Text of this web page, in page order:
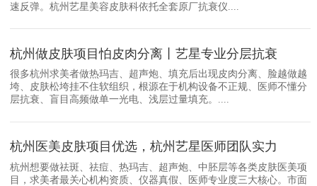
速反弹。杭州艺星美容皮肤科依托全套原厂抗衰仪....
杭州做皮肤项目怕皮肉分离丨艺星专业分层抗衰
很多杭州求美者做热玛吉、超声炮、填充后出现皮肉分离、脸越做越
垮、皮肤松垮挂不住软组织，根源在于机构设备不正规、医师不懂分
层抗衰、盲目高频做单一光电、浅层过量填充。....
杭州医美皮肤项目优选，杭州艺星医师团队实力
杭州想要做祛斑、祛痘、热玛吉、超声炮、中胚层等各类皮肤医美项
目，求美者最关心机构资质、仪器真假、医师专业度三大核心。市面